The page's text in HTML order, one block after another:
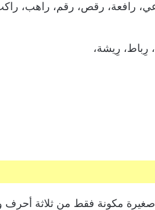
رافعة، رقص، رقم، راهب،
رِباط، رِيشة،
مكونة فقط من ثلاثة أحرف